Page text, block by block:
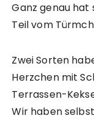
Ganz genau hat
Teil vom
Zwei Sorten
Herzchen mit
Terrassen-
Wir haben